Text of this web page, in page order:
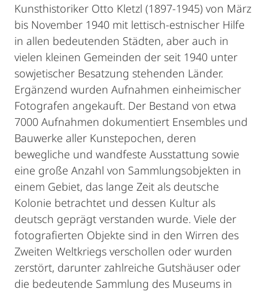
Kunsthistoriker Otto Kletzl (1897-1945) von März
bis November 1940 mit lettisch-estnischer Hilfe
in allen bedeutenden Städten, aber auch in
vielen kleinen Gemeinden der seit 1940 unter
sowjetischer Besatzung stehenden Länder.
Ergänzend wurden Aufnahmen einheimischer
Fotografen angekauft. Der Bestand von etwa
7000 Aufnahmen dokumentiert Ensembles und
Bauwerke aller Kunstepochen, deren
bewegliche und wandfeste Ausstattung sowie
eine große Anzahl von Sammlungsobjekten in
einem Gebiet, das lange Zeit als deutsche
Kolonie betrachtet und dessen Kultur als
deutsch geprägt verstanden wurde. Viele der
fotografierten Objekte sind in den Wirren des
Zweiten Weltkriegs verschollen oder wurden
zerstört, darunter zahlreiche Gutshäuser oder
die bedeutende Sammlung des Museums in